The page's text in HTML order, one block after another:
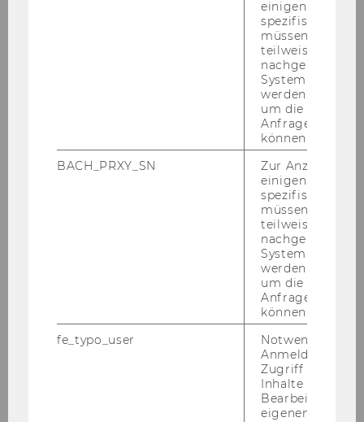
Ma­nage­ment Pro­gramm zu Gast. Flo­ri­an
Scheu­ba ging im Ge­spräch mit André Mar­ti­
nuz­zi, Vor­stand des In­sti­tuts für Nach­hal­tig­
keits­ma­nage­ment, auf sei­nen Wer­de­gang als
Ka­ba­ret­tist ein und er­zähl­te aus sei­nen lang­
jäh­ri­gen Er­fah­run­gen mit Sa­ti­re und Humor. Er
bot in­ter­es­san­te Ein­bli­cke in das Hand­werk des
Hu­mors, zeig­te die Mög­lich­kei­ten und Gren­zen
von Sa­ti­re auf und be­rich­te­te von den Aus­wir­
kun­gen sei­ner Pro­gram­me und Stü­cke auf sein
Pu­bli­kum und die Ge­sell­schaft. An­schlie­ßend
nut­zen die zahl­rei­chen Be­su­cher, be­stehend
aus Stu­die­ren­den, For­sche­rIn­nen der WU
Wien und Nachhaltigkeits-​ExperterInnen, aus­
führ­lich die Mög­lich­keit, wei­te­re Fra­gen an Flo­
Der Vi­deo­bei­trag von WUtv über die Dis­kus­si­
on mit Flo­ri­an Scheu­ba kann unter fol­gen­dem
Humor und Nach­
hal­tig­keit – Ka­ba­ret­tist Flo­ri­an Scheu­ba zu
einigen WU-
spezifischen
müssen
teilweise von
nachgelagerten
System
werden.
um die Antwort
Anfrage
können.
BACH_PRXY_SN
Zur Anzeige von
einigen WU-
spezifischen
müssen
teilweise von
nachgelagerten
System
werden.
um die Antwort
Anfrage
können.
fe_typo_user
Notwendig für
Anmeldung und
Zugriff auf
Inhalte oder zur
Bearbeitung des
eigenen Profils.